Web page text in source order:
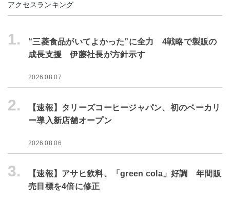
アクセスランキング
1.
“三菱食品がいてよかった”に全力 4戦略で製販の
成長支援 伊藤社長が方針示す
2026.08.07
2.
【速報】タリーズコーヒージャパン、初のベーカリ
ー導入新店舗オープン
2026.08.06
3.
【速報】アサヒ飲料、「green cola」好調 年間販
売目標を4倍に修正